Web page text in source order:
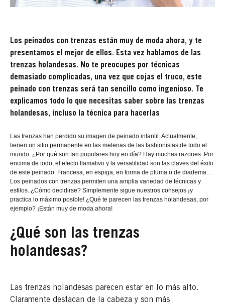
Los peinados con trenzas están muy de moda ahora, y te
presentamos el mejor de ellos. Esta vez hablamos de las
trenzas holandesas. No te preocupes por técnicas
demasiado complicadas, una vez que cojas el truco, este
peinado con trenzas será tan sencillo como ingenioso. Te
explicamos todo lo que necesitas saber sobre las trenzas
holandesas, incluso la técnica para hacerlas
Las trenzas han perdido su imagen de peinado infantil. Actualmente,
tienen un sitio permanente en las melenas de las fashionistas de todo el
mundo. ¿Por qué son tan populares hoy en día? Hay muchas razones. Por
encima de todo, el efecto llamativo y la versatilidad son las claves del éxito
de este peinado. Francesa, en espiga, en forma de pluma o de diadema…
Los peinados con trenzas permiten una amplia variedad de técnicas y
estilos. ¿Cómo decidirse? Simplemente sigue nuestros consejos ¡y
practica lo máximo posible! ¿Qué te parecen las trenzas holandesas, por
ejemplo? ¡Están muy de moda ahora!
¿Qué son las trenzas
holandesas?
Las trenzas holandesas parecen estar en lo más alto.
Claramente destacan de la cabeza y son más